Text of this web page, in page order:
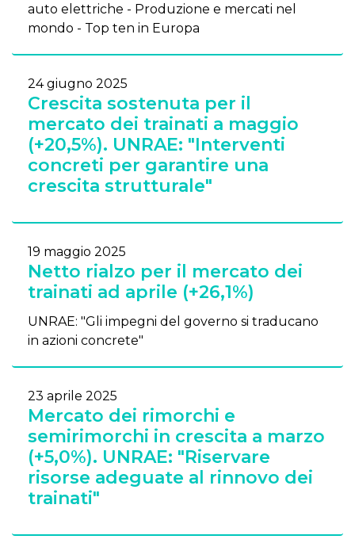
auto elettriche - Produzione e mercati nel
mondo - Top ten in Europa
24 giugno 2025
Crescita sostenuta per il
mercato dei trainati a maggio
(+20,5%). UNRAE: "Interventi
concreti per garantire una
crescita strutturale"
19 maggio 2025
Netto rialzo per il mercato dei
trainati ad aprile (+26,1%)
UNRAE: "Gli impegni del governo si traducano
in azioni concrete"
23 aprile 2025
Mercato dei rimorchi e
semirimorchi in crescita a marzo
(+5,0%). UNRAE: "Riservare
risorse adeguate al rinnovo dei
trainati"